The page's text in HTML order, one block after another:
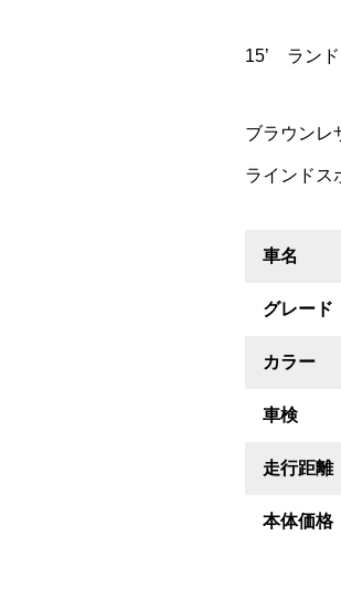
15’ ラン
ブラウン
ラインド
車名
グレード
カラー
車検
走行距離
本体価格